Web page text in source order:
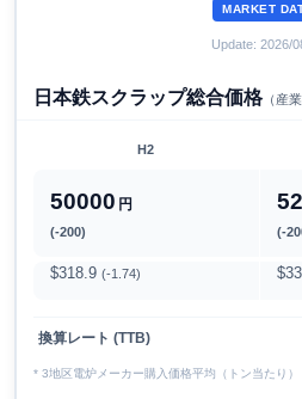
MARKET
Update: 2026/
日本鉄スクラップ総合価格（産業
H2
50000 円
(-200) (-
$318.9 (-1.74)
換算レート (TTB)
* 3地区電炉メーカー購入価格平均（トン当たり）